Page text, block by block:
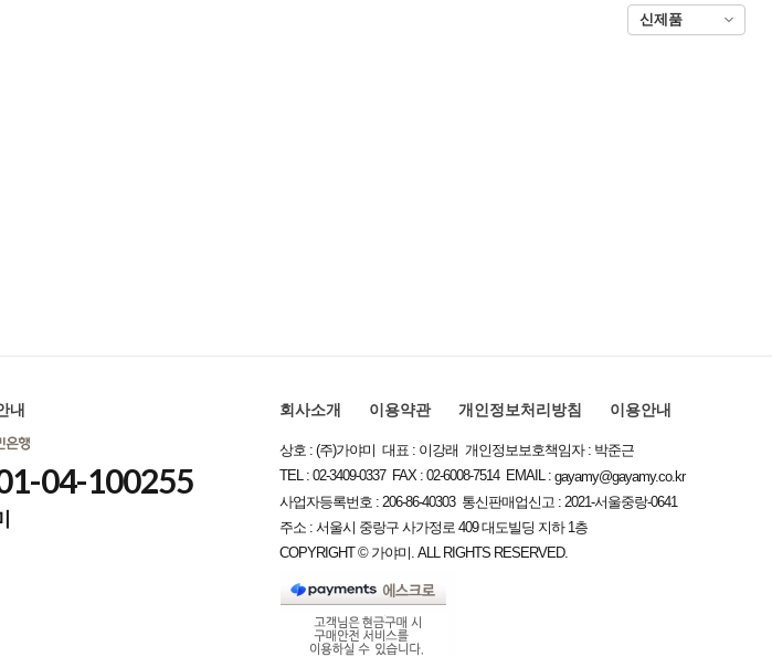
내
04-100255
회사소개 이용약관 개인정보처리방침 이용안내
상호 : (주)가야미 대표 : 이강래 개인정보보호책임자 : 박준근
TEL : 02-3409-0337 FAX : 02-6008-7514 EMAIL :gayamy@gayamy.co.kr
사업자등록번호 : 206-86-40303 통신판매업신고 : 2021-서울중랑-0641
주소 : 서울시 중랑구 사가정로 409 대도빌딩 지하 1층
COPYRIGHT © 가야미. ALL RIGHTS RESERVED.